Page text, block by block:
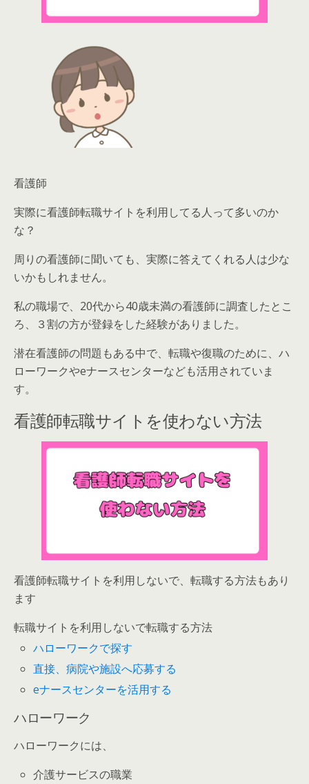
看護師
実際に看護師転職サイトを利用してる人って多いのか
な？
周りの看護師に聞いても、実際に答えてくれる人は少な
いかもしれません。
私の職場で、20代から40歳未満の看護師に調査したとこ
ろ、３割の方が登録をした経験がありました。
潜在看護師の問題もある中で、転職や復職のために、ハ
ローワークやeナースセンターなども活用されていま
す。
看護師転職サイトを使わない方法
看護師転職サイトを利用しないで、転職する方法もあり
ます
転職サイトを利用しないで転職する方法
ハローワークで探す
直接、病院や施設へ応募する
eナースセンターを活用する
ハローワーク
ハローワークには、
介護サービスの職業